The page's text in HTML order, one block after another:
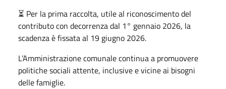
⏳ Per la prima raccolta, utile al riconoscimento del
contributo con decorrenza dal 1° gennaio 2026, la
scadenza è fissata al 19 giugno 2026.
L’Amministrazione comunale continua a promuovere
politiche sociali attente, inclusive e vicine ai bisogni
delle famiglie.